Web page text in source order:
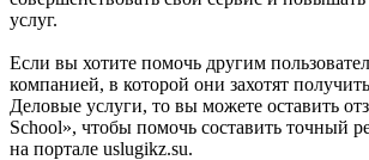
услуг.
Если вы хотите помочь другим
компанией, в которой они захотят
Деловые услуги, то вы можете оставить
School», чтобы помочь составить точный
на портале uslugikz.su.